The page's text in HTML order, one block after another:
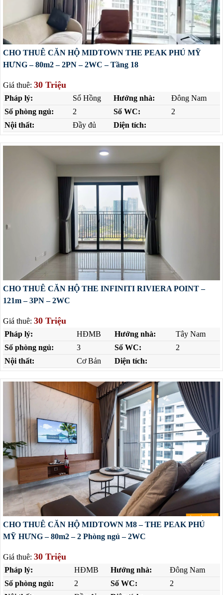
CHO THUÊ CĂN HỘ MIDTOWN THE PEAK PHÚ MỸ
HƯNG – 80m2 – 2PN – 2WC – Tầng 18
Giá thuê: 30 Triệu
Pháp lý: Sổ Hồng Hướng nhà:
Đông Nam
Số phòng ngủ:
2 Số WC:
2
Nội thất:
Đầy đủ Diện tích:
CHO THUÊ CĂN HỘ THE INFINITI RIVIERA POINT –
121m – 3PN – 2WC
Giá thuê: 30 Triệu
Pháp lý: HĐMB Hướng nhà:
Tây Nam
Số phòng ngủ:
3 Số WC:
2
Nội thất:
Cơ Bản Diện tích:
CHO THUÊ CĂN HỘ MIDTOWN M8 – THE PEAK PHÚ
MỸ HƯNG – 80m2 – 2 Phòng ngủ – 2WC
Giá thuê: 30 Triệu
Pháp lý: HĐMB Hướng nhà:
Đông Nam
Số phòng ngủ:
2 Số WC:
2